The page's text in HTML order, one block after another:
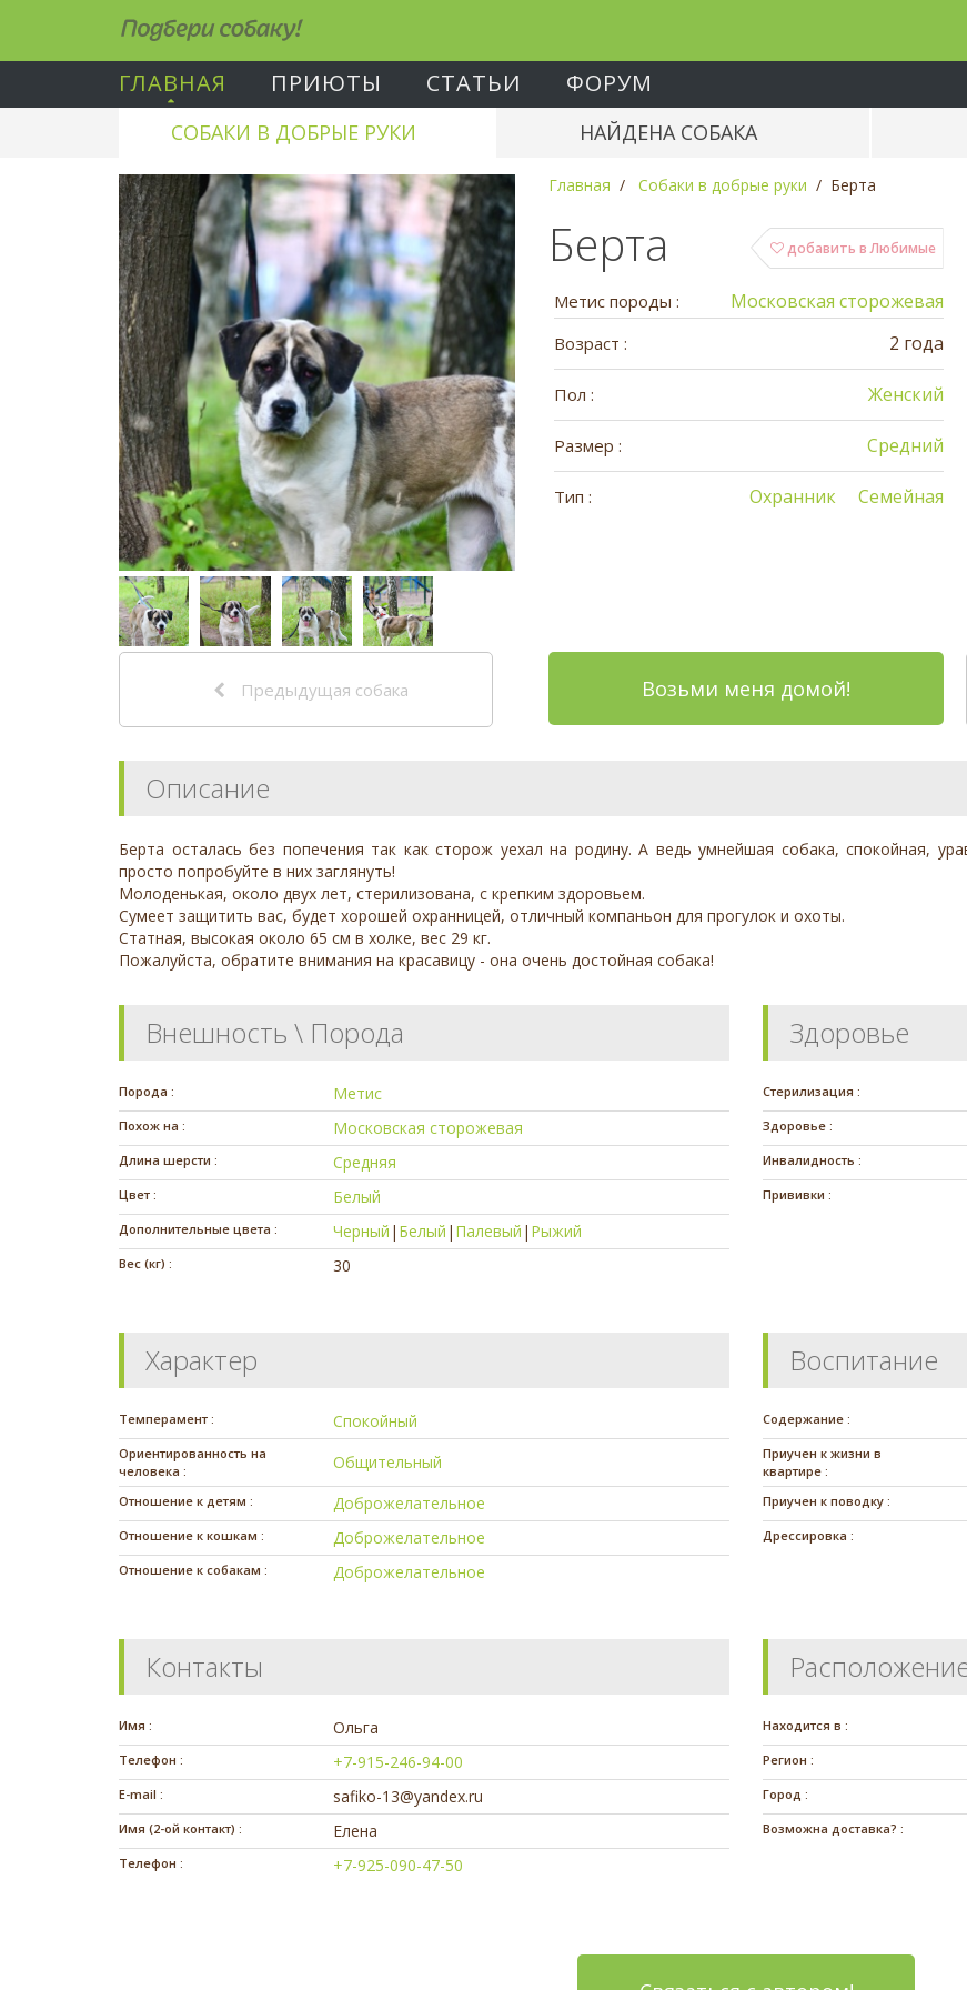
Подбери собаку!
ГЛАВНАЯ ПРИЮТЫ СТАТЬИ ФОРУМ
СОБАКИ В ДОБРЫЕ РУКИ НАЙДЕНА СОБАКА
Главная Собаки в добрые руки Берта
добавить в Любимые
Берта
Метис породы : Московская сторожевая
Возраст : 2 года
Пол : Женский
Размер : Средний
Тип : Семейная
Охранник
Предыдущая собака Возьми меня домой!
Описание
Берта осталась без попечения так как сторож уехал на родину. А ведь умнейшая собака, спокойная,
просто попробуйте в них заглянуть!
Молоденькая, около двух лет, стерилизована, с крепким здоровьем.
Сумеет защитить вас, будет хорошей охранницей, отличный компаньон для прогулок и охоты.
Статная, высокая около 65 см в холке, вес 29 кг.
Пожалуйста, обратите внимания на красавицу - она очень достойная собака!
Внешность \ Порода
Порода : Метис
Похож на : Московская сторожевая
Длина шерсти : Средняя
Цвет : Белый
Дополнительные цвета : Черный | Белый | Палевый | Рыжий
Вес (кг) : 30
Здоровье
Стерилизация :
Здоровье :
Инвалидность :
Прививки :
Характер
Темперамент : Спокойный
Ориентированность на
человека :
Общительный
Отношение к детям : Доброжелательное
Отношение к кошкам : Доброжелательное
Отношение к собакам : Доброжелательное
Воспитание
Содержание :
Приучен к жизни в
квартире :
Приучен к поводку :
Дрессировка :
Контакты
Имя : Ольга
Телефон : +7-915-246-94-00
E-mail : safiko-13@yandex.ru
Имя (2-ой контакт) : Елена
Телефон : +7-925-090-47-50
Находится в :
Регион :
Город :
Возможна доставка? :